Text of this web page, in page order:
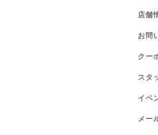
店舗
お問
クー
スタ
イベ
メー